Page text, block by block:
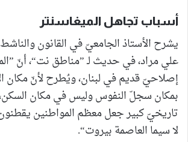
أسباب تجاهل الميغاسنتر
يشرح الأستاذ الجامعيّ في القانون
علي مراد، في حديث لـ ”مناطق نت“، أنّ
إصلاحيّ قديم في لبنان، ويُطرح لأنّ مكان
بمكان سجلّ النفوس وليس في مكان
تاريخيّ كبير جعل معظم المواطنين
لا سيما العاصمة بيروت“.